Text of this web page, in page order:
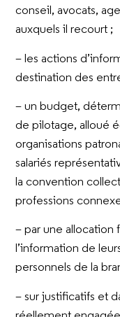
conseil, avocats,
auxquels il recourt ;
– les actions
destination des
– un budget,
de pilotage, alloué
organisations
salariés
la convention
professions
– par une allocation
l’information de
personnels de la
– sur justificatifs et